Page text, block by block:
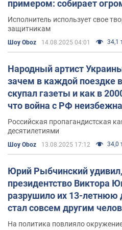
примером: собирает
деньги на ВСУ и не
Исполнитель использует свое
защитникам
Шоу Oboz 14.08.2025 04:01 34,1
Народный артист
зачем в каждой поездке
скупал газеты и как в
что война с РФ неизбежна
Российская пропагандистская
десятилетиями
Шоу Oboz 13.08.2025 17:12 34,0
Юрий Рыбчинский
президентство Виктора
разрушило их 13-летнюю
стал совсем другим
На политика повлияло